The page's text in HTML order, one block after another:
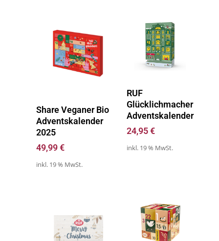
Share Veganer Bio
Adventskalender
2025
49,99€
inkl. 19 % MwSt.
RUF
Glücklichmacher
Adventskalender
24,95€
inkl. 19 % MwSt.